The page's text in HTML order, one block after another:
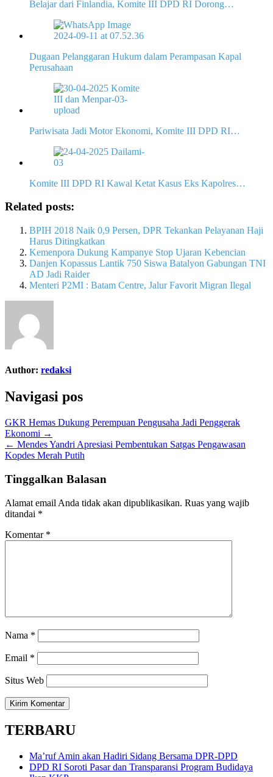
Belajar dari Finlandia, Komite III DPD RI Dorong…
Dugaan Pelanggaran Hukum dalam Perampasan Kapal
Perusahaan
Pariwisata Jadi Motor Ekonomi, Komite III DPD RI…
Komite III DPD RI Kawal Ketat Kasus Eks Kapolres…
Related posts:
BPIH 2018 Naik 0,9 Persen, DPR Tekankan Pelayanan Haji
Harus Ditingkatkan
Kemenpora Dukung Kampanye Stop Ujaran Kebencian
Danjen Kopassus Lantik 750 Siswa Batalyon Gabungan TNI
AD Jadi Raider
Menteri P2MI : Batam Centre, Jalur Favorit Migran Ilegal
Author: redaksi
Navigasi pos
GKR Hemas Dukung Perempuan Pengusaha Jadi Penggerak
Ekonomi →
← Mendes Yandri Apresiasi Pembentukan Satgas Pengawasan
Kopdes Merah Putih
Tinggalkan Balasan
Alamat email Anda tidak akan dipublikasikan. Ruas yang wajib
ditandai *
Komentar *
Nama *
Email *
Situs Web
TERBARU
Ma’ruf Amin akan Hadiri Sidang Bersama DPR-DPD
DPD RI Soroti Pasar dan Transparansi Program Budidaya